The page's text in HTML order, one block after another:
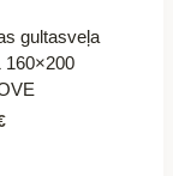
gultasveļa
160×200